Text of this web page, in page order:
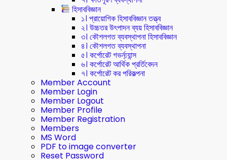
হিসাববিজ্ঞান
১। প্রায়োগিক হিসাববিজ্ঞান তত্ত্ব
২। উচ্চতর উৎপাদন ব্যয় হিসাববিজ্ঞান
৩। কৌশলগত ব্যবস্থাপনা হিসাববিজ্ঞান
৪। কৌশলগত ব্যবস্থাপনা
৫। কর্পোরেট গভর্ন্য্যান্স
৬। কর্পোরেট আর্থিক প্রর্তিবেদন
৭। কর্পোরেট কর পরিকল্পনা
Member Account
Member Login
Member Logout
Member Profile
Member Registration
Members
MS Word
PDF to image converter
Reset Password